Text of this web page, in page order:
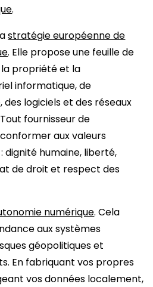
.
stratégie européenne de
. Elle propose une feuille de
propriété et la
informatique, de
logiciels et des réseaux
fournisseur de
aux valeurs
dignité humaine, liberté,
de droit et respect des
numérique. Cela
aux systèmes
géopolitiques et
En fabriquant vos propres
vos données localement,